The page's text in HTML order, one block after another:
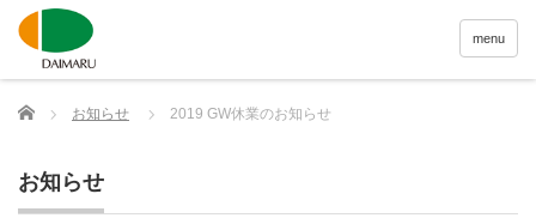
menu
Home お知らせ 2019 GW休業のお知らせ
お知らせ